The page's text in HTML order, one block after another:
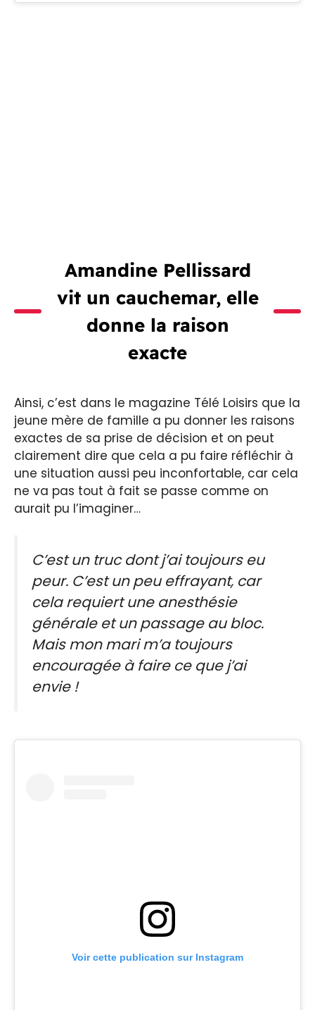
Amandine Pellissard
vit un cauchemar, elle
donne la raison
exacte
Ainsi, c’est dans le magazine Télé Loisirs que la
jeune mère de famille a pu donner les raisons
exactes de sa prise de décision et on peut
clairement dire que cela a pu faire réfléchir à
une situation aussi peu inconfortable, car cela
ne va pas tout à fait se passe comme on
aurait pu l’imaginer…
C’est un truc dont j’ai toujours eu
peur. C’est un peu effrayant, car
cela requiert une anesthésie
générale et un passage au bloc.
Mais mon mari m’a toujours
encouragée à faire ce que j’ai
envie !
Voir cette publication sur Instagram